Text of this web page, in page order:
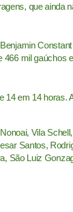
que ainda
Benjamin
mil gaúchos
em 14
Vila
Santos,
São Luiz